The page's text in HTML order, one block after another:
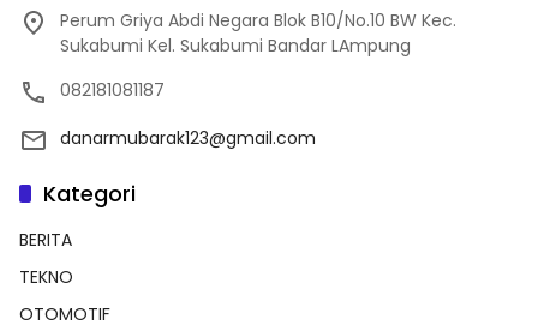
Perum Griya Abdi Negara Blok B10/No.10 BW Kec.
Sukabumi Kel. Sukabumi Bandar LAmpung
082181081187
danarmubarak123@gmail.com
Kategori
BERITA
TEKNO
OTOMOTIF